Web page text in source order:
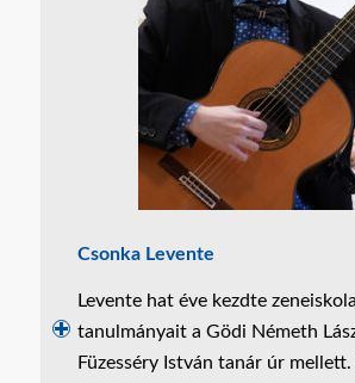
Csonka Levente
Levente hat éve kezdte
tanulmányait a Gödi Németh
Füzesséry István tanár úr